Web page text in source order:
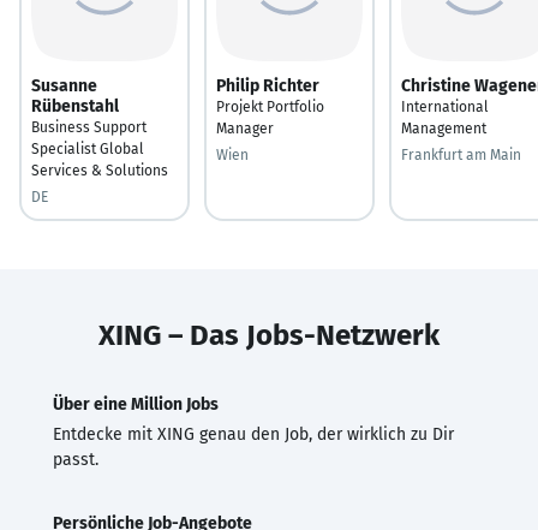
Susanne
Rübenstahl
Business Support
Specialist Global
Services & Solutions
DE
Philip Richter
Projekt Portfolio
Manager
Wien
Christine
International
Management
Frankfurt am Main
XING – Das Jobs-Netzwerk
Über eine Million Jobs
Entdecke mit XING genau den Job, der wirklich zu Dir
passt.
Persönliche Job-Angebote